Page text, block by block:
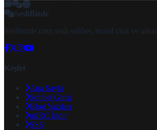
SesliBizde
Seslibizde.com sesli sohbet, mobil chat ve
Keşfet
Ana Sayfa
Sohbet Girişi
Blog Yazıları
mIRC İndir
SSS